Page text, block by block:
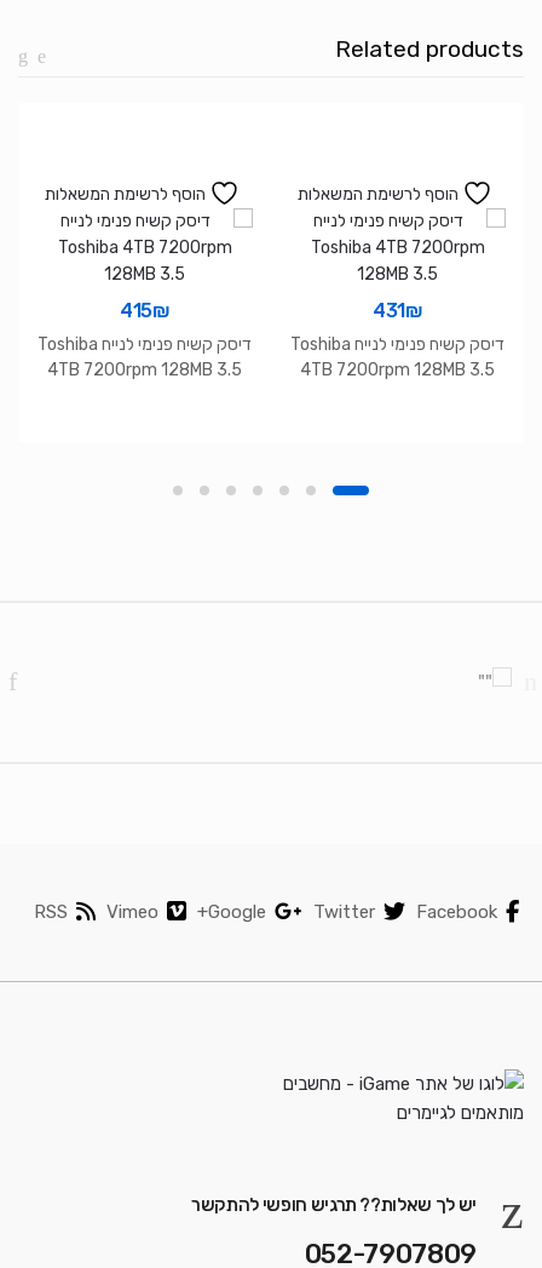
Related products
הוסף לרשימת המשאלות
431₪
דיסק קשיח פנימי לנייח Toshiba
4TB 7200rpm 128MB 3.5
הוסף לרשימת המשאלות
415₪
דיסק קשיח פנימי לנייח Toshiba
4TB 7200rpm 128MB 3.5
Facebook
Twitter
Google+
Vimeo
RSS
יש לך שאלות?? תרגיש חופשי להתקשר
052-7907809